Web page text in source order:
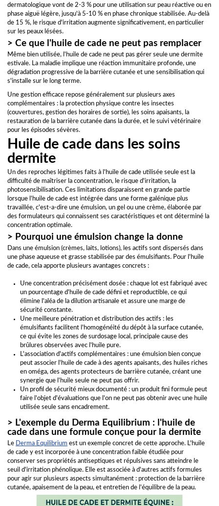
dermatologique vont de 2-3 % pour une utilisation sur peau réactive ou en
phase aiguë légère, jusqu'à 5-10 % en phase chronique stabilisée. Au-delà
de 15 %, le risque d'irritation augmente significativement, en particulier
sur les peaux lésées.
> Ce que l'huile de cade ne peut pas remplacer
Même bien utilisée, l'huile de cade ne peut pas gérer seule une dermite
estivale. La maladie implique une réaction immunitaire profonde, une
dégradation progressive de la barrière cutanée et une sensibilisation qui
s'installe sur le long terme.
Une gestion efficace repose généralement sur plusieurs axes
complémentaires : la protection physique contre les insectes
(couvertures, gestion des horaires de sortie), les soins apaisants, la
restauration de la barrière cutanée dans la durée, et le suivi vétérinaire
pour les épisodes sévères.
Huile de cade dans les soins
dermite
Un des reproches légitimes faits à l'huile de cade utilisée seule est la
difficulté de maîtriser la concentration, le risque d'irritation, la
photosensibilisation. Ces limitations disparaissent en grande partie
lorsque l'huile de cade est intégrée dans une forme galénique plus
travaillée, c'est-a-dire une émulsion, un gel ou une crème, élaborée par
des formulateurs qui connaissent ses caractéristiques et ont déterminé la
concentration optimale.
> Pourquoi une émulsion change la donne
Dans une émulsion (crèmes, laits, lotions), les actifs sont dispersés dans
une phase aqueuse et grasse stabilisée par des émulsifiants. Pour l'huile
de cade, cela apporte plusieurs avantages concrets :
Une concentration précisément dosée : chaque lot est fabriqué avec
un pourcentage d'huile de cade défini et reproductible, ce qui
élimine l'aléa de la dilution artisanale et assure une marge de
sécurité constante.
Une meilleure pénétration et distribution des actifs : les
émulsifiants facilitent l'homogénéité du dépôt à la surface cutanée,
ce qui évite les zones de surdosage local, principale cause des
brûlures observées avec l'huile pure.
L'association d'actifs complémentaires : une émulsion bien conçue
peut associer l'huile de cade à des agents apaisants, des huiles riches
en oméga, des agents protecteurs de barrière cutanée, créant une
synergie que l'huile seule ne peut pas offrir.
Un profil de sécurité mieux documenté : un produit fini formule peut
faire l'objet d'évaluations que l'on ne peut pas obtenir avec une huile
utilisée seule sans encadrement.
> L'exemple du Derma Equilibrium : l'huile de
cade dans une formule conçue pour la dermite
Le Derma Equilibrium est un exemple concret de cette approche. L'huile
de cade y est incorporée à une concentration faible étudiée pour
conserver ses propriétés antiseptiques et répulsives sans atteindre le
seuil d'irritation phénolique. Elle est associée à d'autres actifs formules
pour agir sur plusieurs aspects simultanément : protection de la barrière
cutanée, apaisement de la peau, et entretien de l'équilibre de la peau.